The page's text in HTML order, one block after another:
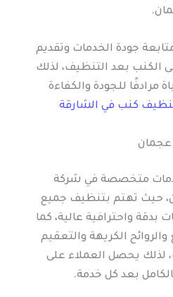
جودة الخدمات وتقديم
الكنب بعد التنظيف، لذلك
مرادفًا للجودة والكفاءة
كنب في الشارقة
متخصصة في شركة
حيث تهتم بتنظيف جميع
بدقة واحترافية عالية، كما
الكريهة والتعقيم
لذلك يحصل العملاء على
بعد كل خدمة.